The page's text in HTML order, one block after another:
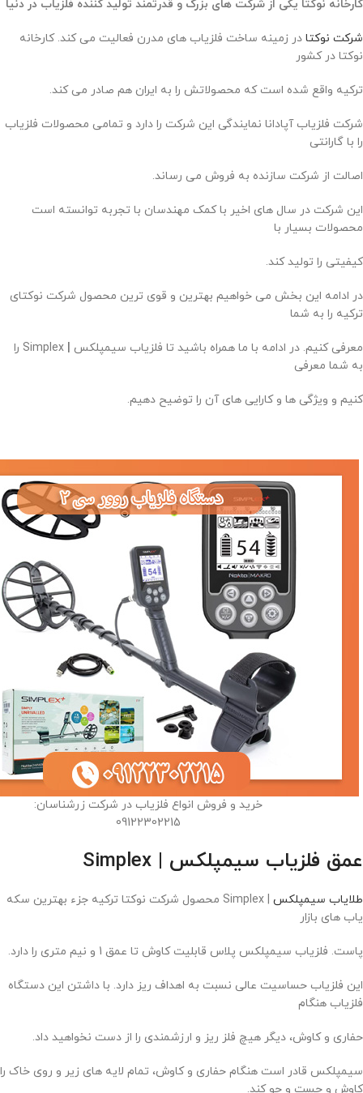
کارخانه نوکتا یکی از شرکت های بزرگ و قدرتمند تولید کننده فلزیاب در دنیا
شرکت نوکتا در زمینه ساخت فلزیاب های مدرن فعالیت می‌ کند. کارخانه
نوکتا در کشور
ترکیه واقع شده است که محصولاتش را به ایران هم صادر می کند.
شرکت فلزیاب آپادانا نمایندگی این شرکت را دارد و تمامی محصولات فلزیاب
را با گارانتی
اصالت از شرکت سازنده به فروش می رساند.
این شرکت در سال های اخیر با کمک مهندسان با تجربه توانسته است
محصولات بسیار با
کیفیتی را تولید کند.
در ادامه این بخش می خواهیم بهترین و قوی ترین محصول شرکت نوکتای
ترکیه را به شما
معرفی کنیم. در ادامه با ما همراه باشید تا فلزیاب سیمپلکس
Simplex را
به شما معرفی
کنیم و ویژگی ها و کارایی های آن را توضیح دهیم.
خرید و فروش انواع فلزیاب در شرکت زرشناسان:
09122302215
عمق فلزیاب سیمپلکس | Simplex
طلایاب سیمپلکس
| Simplex محصول شرکت نوکتا ترکیه جزء بهترین سکه
یاب های بازار
پاست. فلزیاب سیمپلکس پلاس قابلیت کاوش تا عمق 1 و نیم متری را دارد.
این فلزیاب حساسیت عالی نسبت به اهداف ریز دارد. با داشتن این دستگاه
فلزیاب هنگام
حفاری و کاوش، دیگر هیچ فلز ریز و ارزشمندی را از دست نخواهید داد.
سیمپلکس قادر است هنگام حفاری و کاوش، تمام لایه های زیر و روی خاک را
کاوش و جست و جو کند.